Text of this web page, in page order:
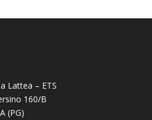
Lattea – ETS
160/B
(PG)